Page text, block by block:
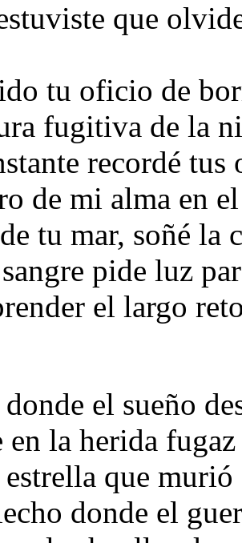
que
tu oficio de
fugitiva de la
recordé
de mi alma en
tu mar, soñé la
pide luz
el largo
el sueño
en la herida
estrella que
donde el